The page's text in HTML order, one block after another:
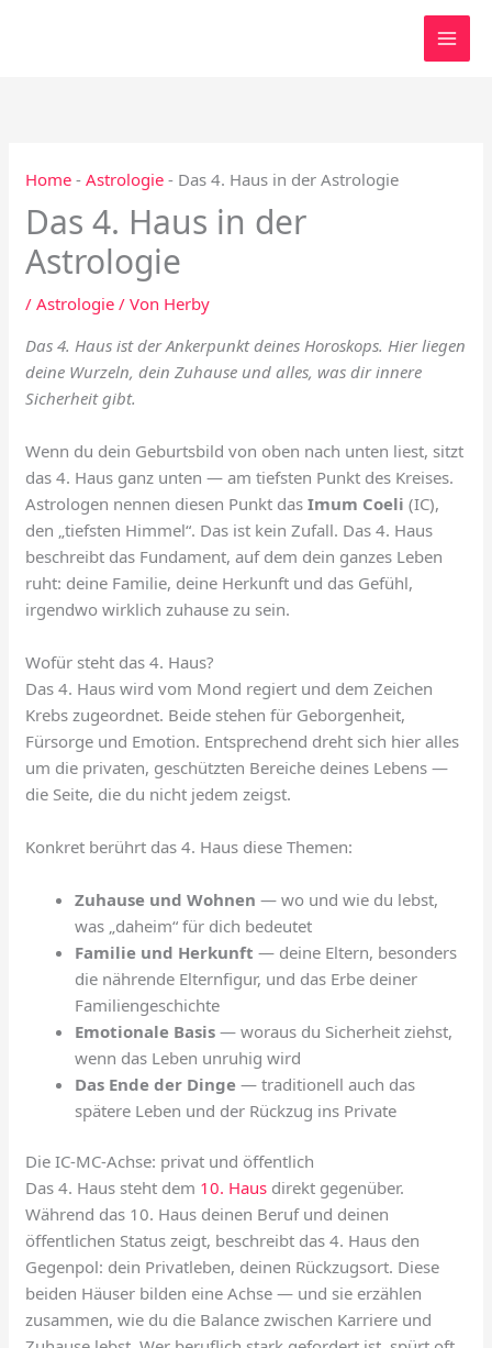
Home -Astrologie - Das 4. Haus in der Astrologie
Das 4. Haus in der
Astrologie
/Astrologie / Von Herby
Das 4. Haus ist der Ankerpunkt deines Horoskops. Hier liegen
deine Wurzeln, dein Zuhause und alles, was dir innere
Sicherheit gibt.
Wenn du dein Geburtsbild von oben nach unten liest, sitzt
das 4. Haus ganz unten — am tiefsten Punkt des Kreises.
Astrologen nennen diesen Punkt dasImum Coeli (IC),
den „tiefsten Himmel“. Das ist kein Zufall. Das 4. Haus
beschreibt das Fundament, auf dem dein ganzes Leben
ruht: deine Familie, deine Herkunft und das Gefühl,
irgendwo wirklich zuhause zu sein.
Wofür steht das 4. Haus?
Das 4. Haus wird vom Mond regiert und dem Zeichen
Krebs zugeordnet. Beide stehen für Geborgenheit,
Fürsorge und Emotion. Entsprechend dreht sich hier alles
um die privaten, geschützten Bereiche deines Lebens —
die Seite, die du nicht jedem zeigst.
Konkret berührt das 4. Haus diese Themen:
Zuhause und Wohnen — wo und wie du lebst,
was „daheim“ für dich bedeutet
Familie und Herkunft — deine Eltern, besonders
die nährende Elternfigur, und das Erbe deiner
Familiengeschichte
Emotionale Basis — woraus du Sicherheit ziehst,
wenn das Leben unruhig wird
Das Ende der Dinge — traditionell auch das
spätere Leben und der Rückzug ins Private
Die IC-MC-Achse: privat und öffentlich
Das 4. Haus steht dem 10. Haus direkt gegenüber.
Während das 10. Haus deinen Beruf und deinen
öffentlichen Status zeigt, beschreibt das 4. Haus den
Gegenpol: dein Privatleben, deinen Rückzugsort. Diese
beiden Häuser bilden eine Achse — und sie erzählen
zusammen, wie du die Balance zwischen Karriere und